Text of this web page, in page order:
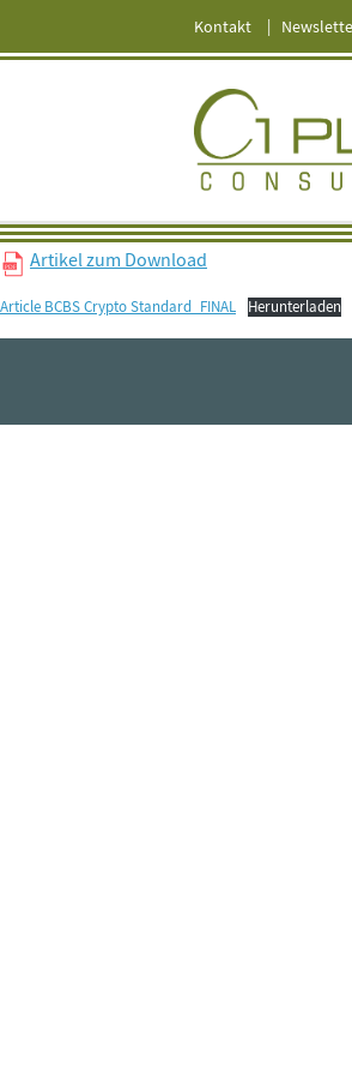
Kontakt
Artikel zum Download
Article BCBS Crypto Standard_FINAL Herunterladen